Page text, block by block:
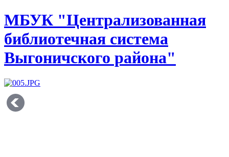
МБУК "Централизованная
библиотечная система
Выгоничского района"